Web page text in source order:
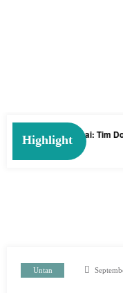
Highlight
Tanaman Kelakai: Tim
Untan